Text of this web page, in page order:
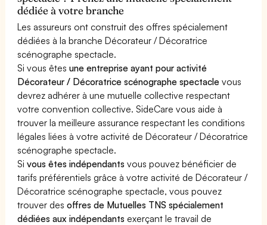
dédiée à votre branche
Les assureurs ont construit des offres spécialement
dédiées à la branche Décorateur / Décoratrice
scénographe spectacle.
Si vous êtesune entreprise ayant pour activité
Décorateur / Décoratrice scénographe spectacle vous
devrez adhérer à une mutuelle collective respectant
votre convention collective. SideCare vous aide à
trouver la meilleure assurance respectant les conditions
légales liées à votre activité de Décorateur / Décoratrice
scénographe spectacle.
Sivous êtes indépendants vous pouvez bénéficier de
tarifs préférentiels grâce à votre activité de Décorateur /
Décoratrice scénographe spectacle, vous pouvez
trouver desoffres de Mutuelles TNS spécialement
dédiées aux indépendants exerçant le travail de